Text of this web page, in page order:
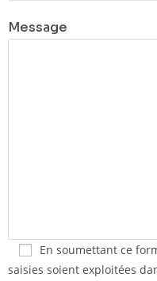
Message
En soumettant ce
saisies soient exploitées